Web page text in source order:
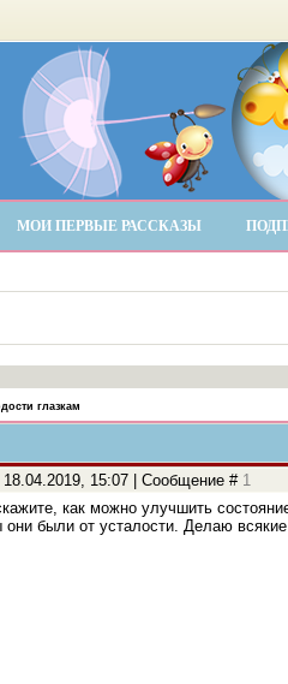
МОИ ПЕРВЫЕ РАССКАЗЫ
глазкам
18.04.2019, 15:07 | Сообщение # 1
как можно улучшить
они были от усталости. Делаю